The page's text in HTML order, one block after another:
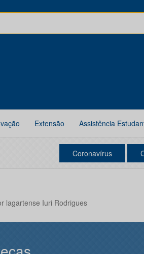
Extensão Assistência
Coronavírus
lagartense Iuri Rodrigues